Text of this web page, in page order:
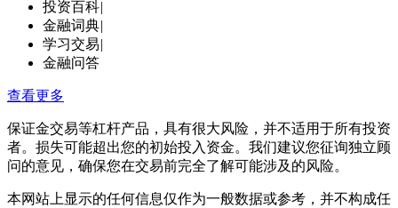
投资百科|
金融词典|
学习交易|
金融问答
查看更多
保证金交易等杠杆产品，具有很大风险，并不适用于所有投资
者。损失可能超出您的初始投入资金。我们建议您征询独立顾
问的意见，确保您在交易前完全了解可能涉及的风险。
本网站上显示的任何信息仅作为一般数据或参考，并不构成任